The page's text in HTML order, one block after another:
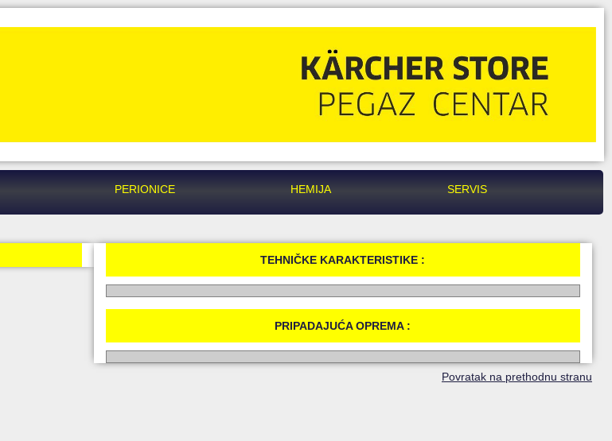
PERIONICE HEMIJA SERVIS
TEHNIČKE KARAKTERISTIKE :
PRIPADAJUĆA OPREMA :
Povratak na prethodnu stranu